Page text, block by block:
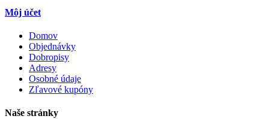
Môj účet
Domov
Objednávky
Dobropisy
Adresy
Osobné údaje
Zľavové kupóny
Naše stránky